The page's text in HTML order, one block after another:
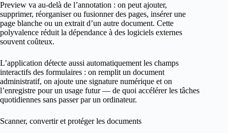
Preview va au-delà de l’annotation : on peut ajouter,
supprimer, réorganiser ou fusionner des pages, insérer une
page blanche ou un extrait d’un autre document. Cette
polyvalence réduit la dépendance à des logiciels externes
souvent coûteux.
L’application détecte aussi automatiquement les champs
interactifs des formulaires : on remplit un document
administratif, on ajoute une signature numérique et on
l’enregistre pour un usage futur — de quoi accélérer les tâches
quotidiennes sans passer par un ordinateur.
Scanner, convertir et protéger les documents